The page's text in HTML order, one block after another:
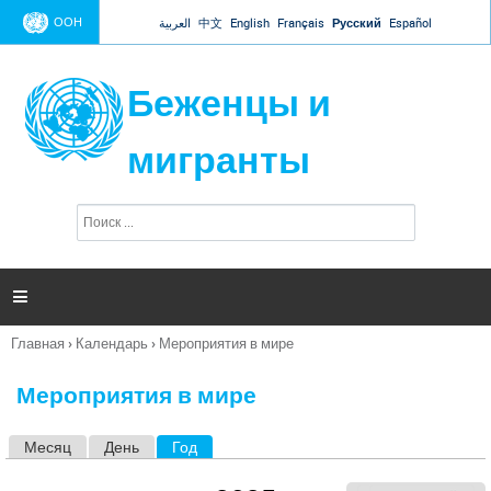
Jump to navigation
ООН العربية 中文 English Français Русский Español
Беженцы и
мигранты
п
и

Вы
Главная › Календарь › Мероприятия в мире
Мероприятия в мире
Месяц День Год